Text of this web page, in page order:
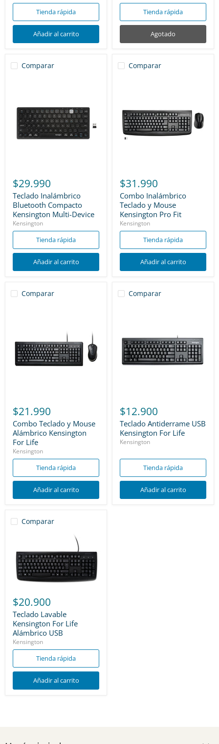
Tienda rápida
Añadir al carrito
Tienda rápida
Agotado
Comparar
$29.990
Teclado Inalámbrico
Bluetooth Compacto
Kensington Multi-Device
Kensington
Tienda rápida
Añadir al carrito
Comparar
$31.990
Combo Inalámbrico
Teclado y Mouse
Kensington Pro Fit
Kensington
Tienda rápida
Añadir al carrito
Comparar
$21.990
Combo Teclado y Mouse
Alámbrico Kensington
For Life
Kensington
Tienda rápida
Añadir al carrito
Comparar
$12.900
Teclado Antiderrame USB
Kensington For Life
Kensington
Tienda rápida
Añadir al carrito
Comparar
$20.900
Teclado Lavable
Kensington For Life
Alámbrico USB
Kensington
Tienda rápida
Añadir al carrito